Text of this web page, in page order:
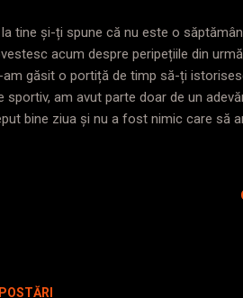
tine și-ți spune că nu este o
acum despre peripețiile din
găsit o portiță de timp să-ți
sportiv, am avut parte doar de un
bine ziua și nu a fost nimic care să
în zona fesierilor și o ușoară
inflexibili, alături de care am
a fost de relaxare și recuperare a